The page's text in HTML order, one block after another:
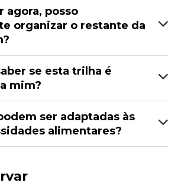
agora, posso
organizar o restante da
se esta trilha é
mim?
ser adaptadas às
alimentares?